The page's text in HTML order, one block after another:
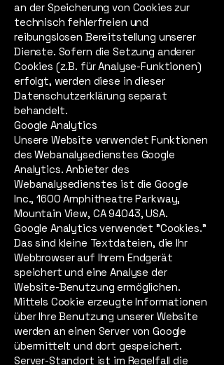
an der Speicherung von Cookies zur
technisch fehlerfreien und
reibungslosen Bereitstellung unserer
Dienste. Sofern die Setzung anderer
Cookies (z.B. für Analyse-Funktionen)
erfolgt, werden diese in dieser
Datenschutzerklärung separat
behandelt.
Google Analytics
Unsere Website verwendet Funktionen
des Webanalysedienstes Google
Analytics. Anbieter des
Webanalysedienstes ist die Google
Inc., 1600 Amphitheatre Parkway,
Mountain View, CA 94043, USA.
Google Analytics verwendet "Cookies."
Das sind kleine Textdateien, die Ihr
Webbrowser auf Ihrem Endgerät
speichert und eine Analyse der
Website-Benutzung ermöglichen.
Mittels Cookie erzeugte Informationen
über Ihre Benutzung unserer Website
werden an einen Server von Google
übermittelt und dort gespeichert.
Server-Standort ist im Regelfall die